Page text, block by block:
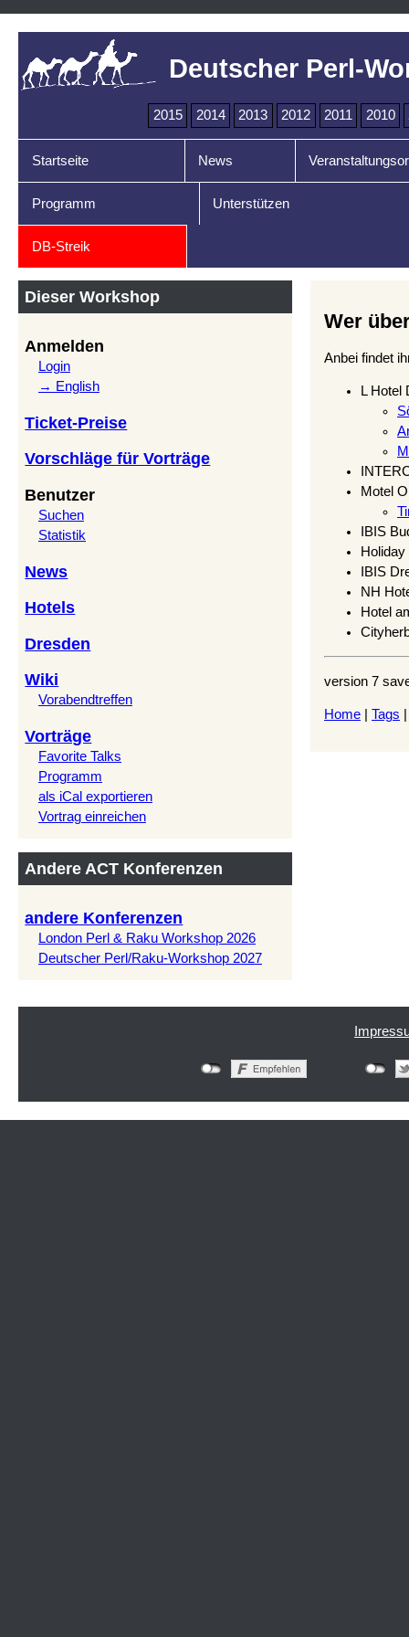
Deutscher Perl-
2015 2014 2013 2012 2011 2010
Startseite News
Programm Unterstützen
DB-Streik
Dieser Workshop
Anmelden
Login
→ English
Ticket-Preise
Vorschläge für Vorträge
Benutzer
Suchen
Statistik
News
Hotels
Dresden
Wiki
Vorabendtreffen
Vorträge
Favorite Talks
Programm
als iCal exportieren
Vortrag einreichen
Andere ACT Konferenzen
andere Konferenzen
London Perl & Raku Workshop 2026
Deutscher Perl/Raku-Workshop 2027
Wer
Anbei findet
L Hotel
Motel
IBIS
Holiday
IBIS
NH
Hotel
version 7
Home Tags